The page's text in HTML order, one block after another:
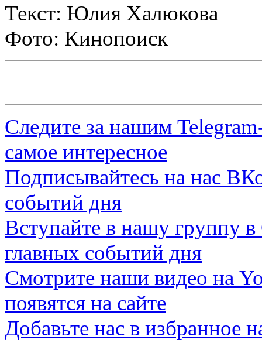
Текст: Юлия Халюкова
Фото: Кинопоиск
Следите за нашим
самое интересное
Подписывайтесь на нас
событий дня
Вступайте в нашу группу в
главных событий дня
Смотрите наши видео на
появятся на сайте
Добавьте нас в избранное